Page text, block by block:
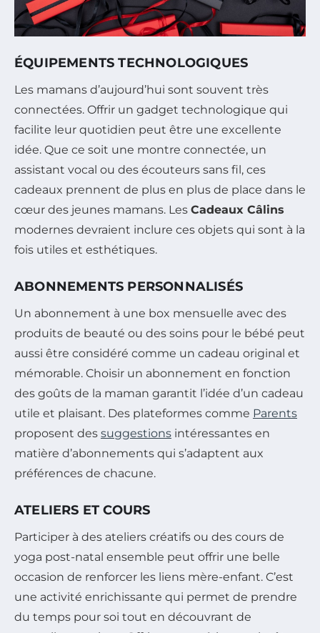
ÉQUIPEMENTS TECHNOLOGIQUES
Les mamans d’aujourd’hui sont souvent très
connectées. Offrir un gadget technologique qui
facilite leur quotidien peut être une excellente
idée. Que ce soit une montre connectée, un
assistant vocal ou des écouteurs sans fil, ces
cadeaux prennent de plus en plus de place dans le
cœur des jeunes mamans. Les Cadeaux Câlins
modernes devraient inclure ces objets qui sont à la
fois utiles et esthétiques.
ABONNEMENTS PERSONNALISÉS
Un abonnement à une box mensuelle avec des
produits de beauté ou des soins pour le bébé peut
aussi être considéré comme un cadeau original et
mémorable. Choisir un abonnement en fonction
des goûts de la maman garantit l’idée d’un cadeau
utile et plaisant. Des plateformes comme Parents
proposent des suggestions intéressantes en
matière d’abonnements qui s’adaptent aux
préférences de chacune.
ATELIERS ET COURS
Participer à des ateliers créatifs ou des cours de
yoga post-natal ensemble peut offrir une belle
occasion de renforcer les liens mère-enfant. C’est
une activité enrichissante qui permet de prendre
du temps pour soi tout en découvrant de